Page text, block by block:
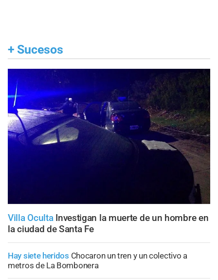
+ Sucesos
Villa Oculta Investigan la muerte de un hombre en
la ciudad de Santa Fe
Hay siete heridos Chocaron un tren y un colectivo a
metros de La Bombonera